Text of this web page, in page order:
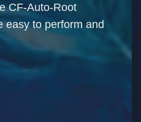
CF-Auto-Root
easy to perform and